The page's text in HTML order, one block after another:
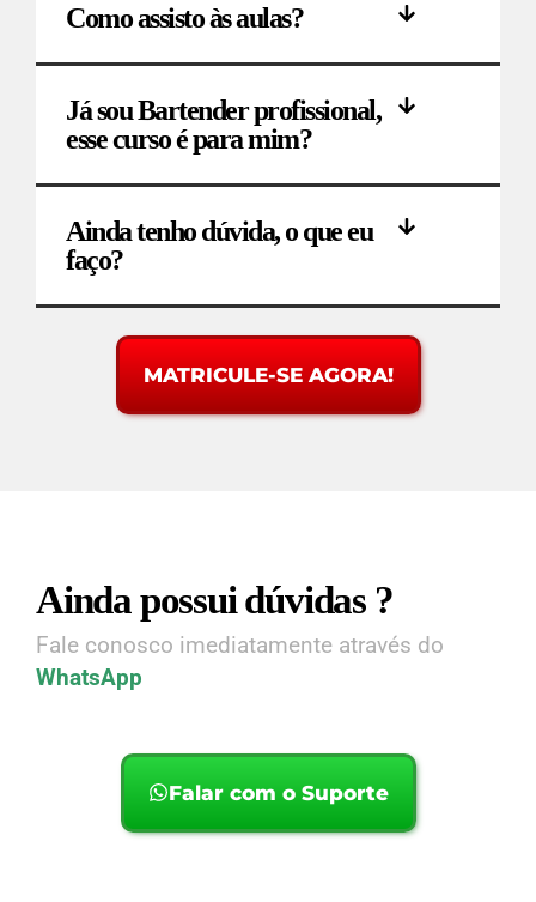
Como assisto às aulas?
Já sou Bartender profissional,
esse curso é para mim?
Ainda tenho dúvida, o que eu
faço?
MATRICULE-SE AGORA!
Ainda possui dúvidas ?
Fale conosco imediatamente através do
WhatsApp
Falar com o Suporte